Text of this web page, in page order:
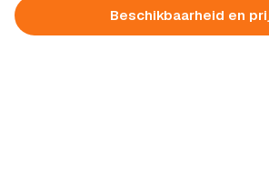
Beschikbaarheid en
Drenthe
Friesland